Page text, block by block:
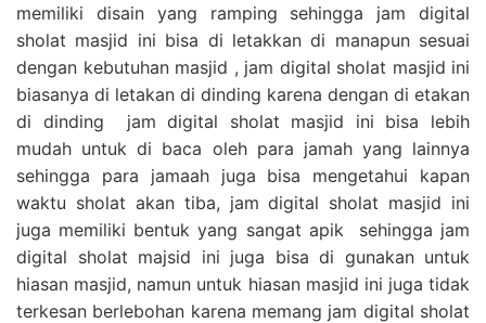
memiliki disain yang ramping sehingga jam digital
sholat masjid ini bisa di letakkan di manapun sesuai
dengan kebutuhan masjid , jam digital sholat masjid ini
biasanya di letakan di dinding karena dengan di etakan
di dinding jam digital sholat masjid ini bisa lebih
mudah untuk di baca oleh para jamah yang lainnya
sehingga para jamaah juga bisa mengetahui kapan
waktu sholat akan tiba, jam digital sholat masjid ini
juga memiliki bentuk yang sangat apik sehingga jam
digital sholat majsid ini juga bisa di gunakan untuk
hiasan masjid, namun untuk hiasan masjid ini juga tidak
terkesan berlebohan karena memang jam digital sholat